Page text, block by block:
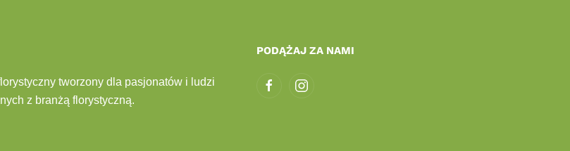
tworzony dla pasjonatów i ludzi
z branżą florystyczną.
PODĄŻAJ ZA NAMI